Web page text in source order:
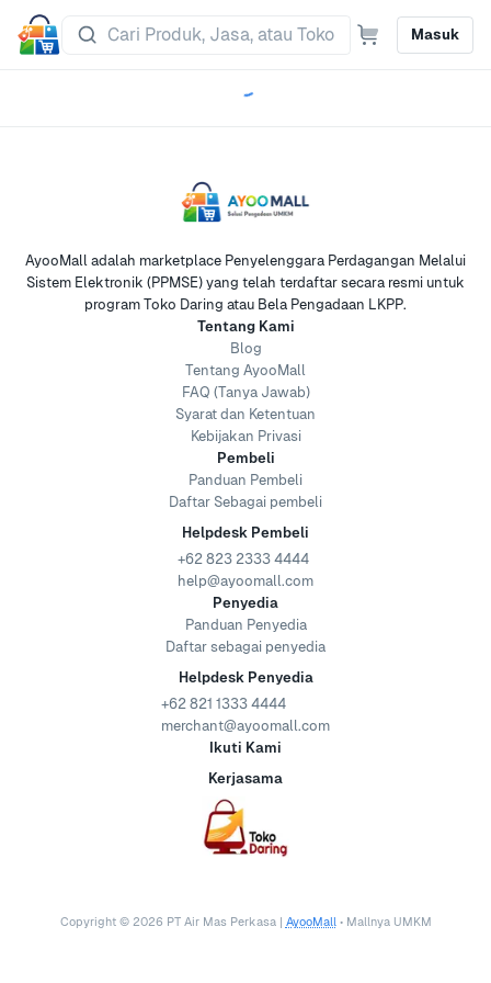
Masuk
AyooMall adalah marketplace Penyelenggara Perdagangan Melalui
Sistem Elektronik (PPMSE) yang telah terdaftar secara resmi untuk
program Toko Daring atau Bela Pengadaan LKPP.
Tentang Kami
Blog
Tentang AyooMall
FAQ (Tanya Jawab)
Syarat dan Ketentuan
Kebijakan Privasi
Pembeli
Panduan Pembeli
Daftar Sebagai pembeli
Helpdesk Pembeli
+62 823 2333 4444
help@ayoomall.com
Penyedia
Panduan Penyedia
Daftar sebagai penyedia
Helpdesk Penyedia
+62 821 1333 4444
merchant@ayoomall.com
Ikuti Kami
Kerjasama
Copyright © 2026 PT Air Mas Perkasa | AyooMall • Mallnya UMKM